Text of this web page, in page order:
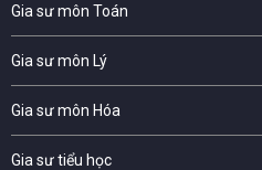
Gia sư môn Toán
Gia sư môn Lý
Gia sư môn Hóa
Gia sư tiểu học